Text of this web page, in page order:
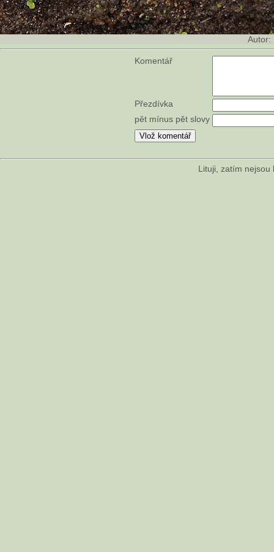
Autor:
Komentář
Přezdívka
pět mínus pět slovy
Lituji, zatím nejsou